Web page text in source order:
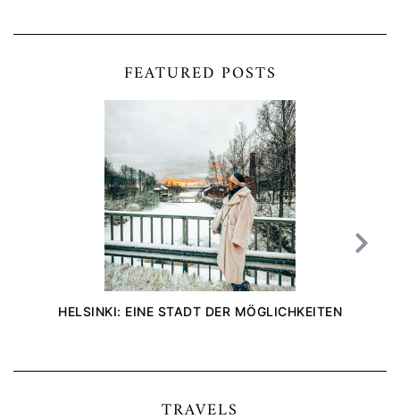
FEATURED POSTS
HELSINKI: EINE STADT DER MÖGLICHKEITEN
TRAVELS